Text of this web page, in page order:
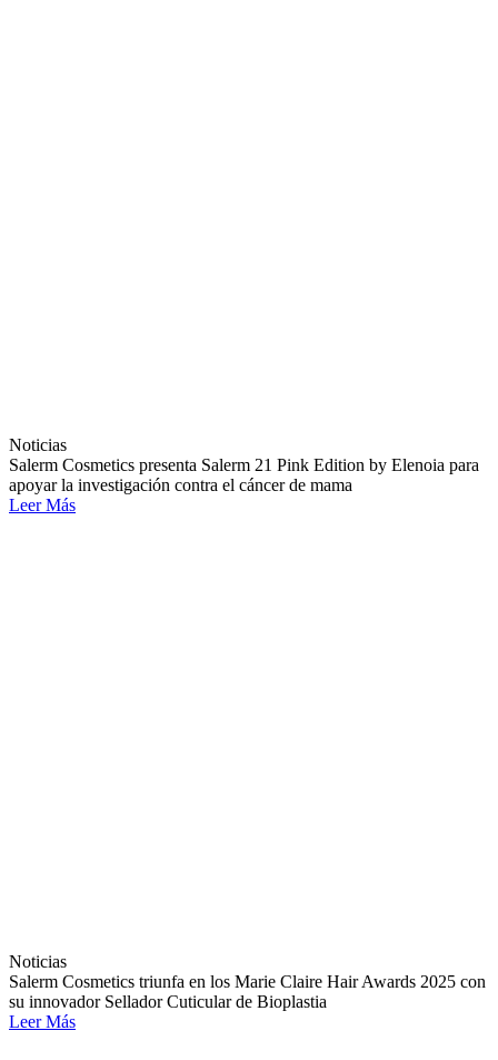
Noticias
Salerm Cosmetics presenta Salerm 21 Pink Edition by Elenoia para
apoyar la investigación contra el cáncer de mama
Leer Más
Noticias
Salerm Cosmetics triunfa en los Marie Claire Hair Awards 2025 con
su innovador Sellador Cuticular de Bioplastia
Leer Más